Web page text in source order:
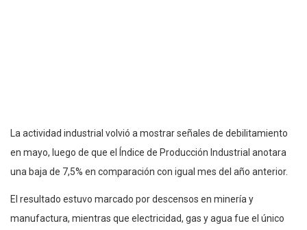
La actividad industrial volvió a mostrar señales de debilitamiento
en mayo, luego de que el Índice de Producción Industrial anotara
una baja de 7,5% en comparación con igual mes del año anterior.
El resultado estuvo marcado por descensos en minería y
manufactura, mientras que electricidad, gas y agua fue el único